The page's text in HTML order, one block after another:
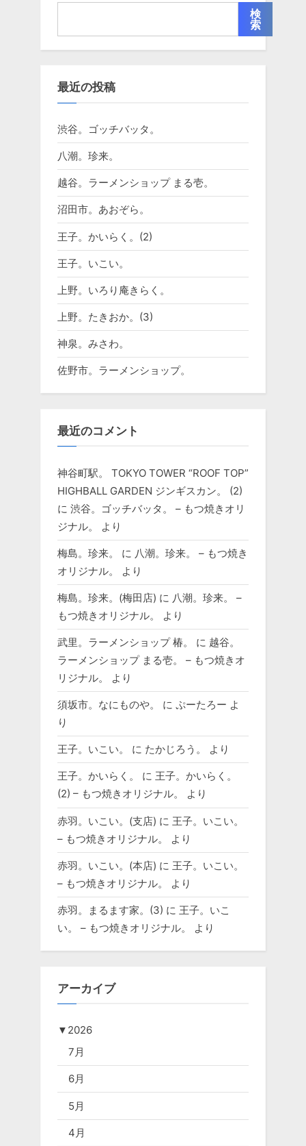
検
索
最近の投稿
渋谷。ゴッチバッタ。
八潮。珍来。
越谷。ラーメンショップ まる壱。
沼田市。あおぞら。
王子。かいらく。(2)
王子。いこい。
上野。いろり庵きらく。
上野。たきおか。(3)
神泉。みさわ。
佐野市。ラーメンショップ。
最近のコメント
神谷町駅。 TOKYO TOWER “ROOF TOP”
HIGHBALL GARDEN ジンギスカン。 (2)
に 渋谷。ゴッチバッタ。 – もつ焼きオリ
ジナル。
より
梅島。珍来。 に 八潮。珍来。 – もつ焼き
オリジナル。
より
梅島。珍来。(梅田店) に 八潮。珍来。 –
もつ焼きオリジナル。
より
武里。ラーメンショップ 椿。 に 越谷。
ラーメンショップ まる壱。 – もつ焼きオ
リジナル。
より
須坂市。なにものや。 に ぷーたろー よ
り
王子。いこい。 に たかじろう。 より
王子。かいらく。 に 王子。かいらく。
(2) – もつ焼きオリジナル。
より
赤羽。いこい。(支店) に 王子。いこい。
– もつ焼きオリジナル。
より
赤羽。いこい。(本店) に 王子。いこい。
– もつ焼きオリジナル。
より
赤羽。まるます家。(3) に 王子。いこ
い。 – もつ焼きオリジナル。
より
アーカイブ
▼ 2026
7月
6月
5月
4月